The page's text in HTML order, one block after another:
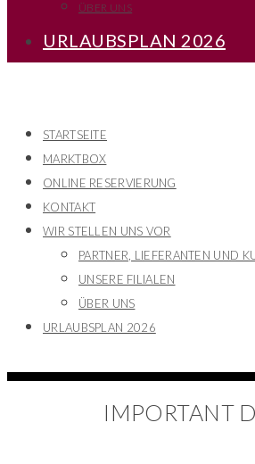
ÜBER UNS
URLAUBSPLAN 2026
STARTSEITE
MARKTBOX
ONLINE RESERVIERUNG
KONTAKT
WIR STELLEN UNS VOR
PARTNER, LIEFERANTEN UND
UNSERE FILIALEN
ÜBER UNS
URLAUBSPLAN 2026
IMPORTANT